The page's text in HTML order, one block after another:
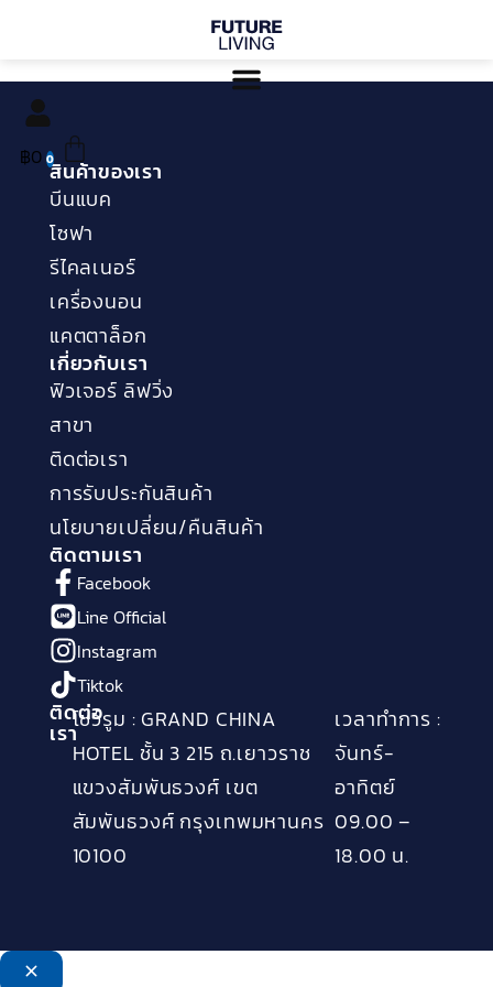
฿0 0สินค้าของเรา
บีนแบค
โซฟา
รีไคลเนอร์
เครื่องนอน
แคตตาล็อก
เกี่ยวกับเรา
ฟิวเจอร์ ลิฟวิ่ง
สาขา
ติดต่อเรา
การรับประกันสินค้า
นโยบายเปลี่ยน/คืนสินค้า
ติดตามเรา
Facebook
Line Official
Instagram
Tiktok
ติดต่อ
เราโชว์รูม : GRAND CHINA
HOTEL ชั้น 3 215 ถ.เยาวราช
แขวงสัมพันธวงศ์ เขต
สัมพันธวงศ์ กรุงเทพมหานคร
10100
เวลาทำการ :
จันทร์-
อาทิตย์
09.00 –
18.00 น.